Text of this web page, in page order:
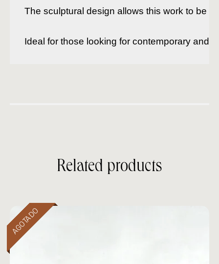
The sculptural design allows this work to be
Ideal for those looking for contemporary and
Related products